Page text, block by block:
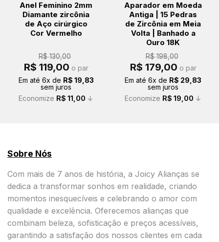
Anel Feminino 2mm
Diamante zircônia
de Aço cirúrgico
Cor Vermelho
R$130,00
O
preço
era:
R$ 130,00.
R$ 119,00preço
é:
R$ 119,00.
o par
Em até 6x de R$ 19,83
sem juros
Economize R$ 11,00 ↓
Aparador em Moeda
Antiga | 15 Pedras
de Zircônia em Meia
Volta | Banhado a
Ouro 18K
R$198,00
O
preço
era:
R$ 198,00.
R$ 179,00preço
é:
R$ 179,00.
o par
Em até 6x de R$ 29,83
sem juros
Economize R$ 19,00 ↓
Sobre Nós
Com mais de 7 anos de história, a Joicy Alianças se
dedica a transformar sonhos em realidade, criando
momentos inesquecíveis e celebrando o amor com
qualidade e excelência. Oferecemos alianças que
combinam beleza, sofisticação e preços acessíveis,
garantindo a satisfação dos nossos clientes em cada